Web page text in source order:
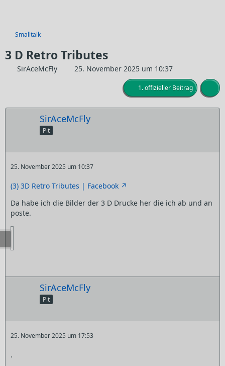
Smalltalk
3 D Retro Tributes
SirAceMcFly 25. November 2025 um 10:37
1. offizieller Beitrag
SirAceMcFly
Pit
25. November 2025 um 10:37
(3) 3D Retro Tributes | Facebook
Da habe ich die Bilder der 3 D Drucke her die ich ab und an
poste.
SirAceMcFly
Pit
25. November 2025 um 17:53
.